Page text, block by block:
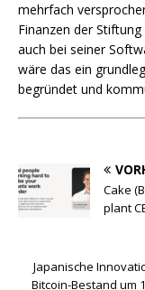
mehrfach
Finanzen der
auch bei seiner
wäre das ein
begründet und
Cake
plant
Japanische
Bitcoin-Bestand um